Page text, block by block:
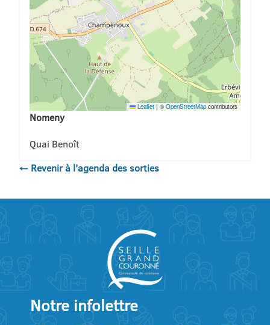
Leaflet | ©OpenStreetMap contributors
Nomeny
Quai Benoît
← Revenir à l'agenda des sorties
Notre infolettre